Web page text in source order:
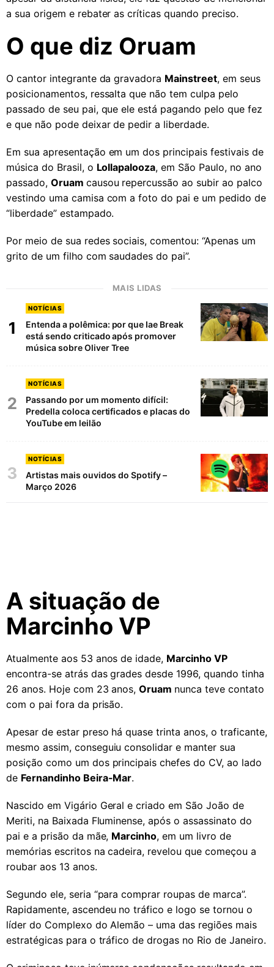
a sua origem e rebater as críticas quando preciso.
O que diz Oruam
O cantor integrante da gravadora Mainstreet, em seus
posicionamentos, ressalta que não tem culpa pelo
passado de seu pai, que ele está pagando pelo que fez
e que não pode deixar de pedir a liberdade.
Em sua apresentação em um dos principais festivais de
música do Brasil, o Lollapalooza, em São Paulo, no ano
passado, Oruam causou repercussão ao subir ao palco
vestindo uma camisa com a foto do pai e um pedido de
“liberdade” estampado.
Por meio de sua redes sociais, comentou: “Apenas um
grito de um filho com saudades do pai”.
MAIS LIDAS
1
NOTÍCIAS
Entenda a polêmica: por que Iae Break
está sendo criticado após promover
música sobre Oliver Tree
2
NOTÍCIAS
Passando por um momento difícil:
Predella coloca certificados e placas do
YouTube em leilão
3
NOTÍCIAS
Artistas mais ouvidos do Spotify –
Março 2026
A situação de
Marcinho VP
Atualmente aos 53 anos de idade, Marcinho VP
encontra-se atrás das grades desde 1996, quando tinha
26 anos. Hoje com 23 anos,Oruam nunca teve contato
com o pai fora da prisão.
Apesar de estar preso há quase trinta anos, o traficante,
mesmo assim, conseguiu consolidar e manter sua
posição como um dos principais chefes do CV, ao lado
de Fernandinho Beira-Mar.
Nascido em Vigário Geral e criado em São João de
Meriti, na Baixada Fluminense, após o assassinato do
pai e a prisão da mãe, Marcinho, em um livro de
memórias escritos na cadeira, revelou que começou a
roubar aos 13 anos.
Segundo ele, seria “para comprar roupas de marca”.
Rapidamente, ascendeu no tráfico e logo se tornou o
líder do Complexo do Alemão – uma das regiões mais
estratégicas para o tráfico de drogas no Rio de Janeiro.